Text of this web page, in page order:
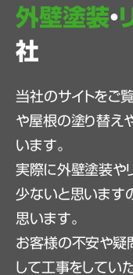
外壁塗装・
社
当社のサイトをご
や屋根の塗り替え
います。
実際に外壁塗装や
少ないと思います
思います。
お客様の不安や疑
して工事をしていた